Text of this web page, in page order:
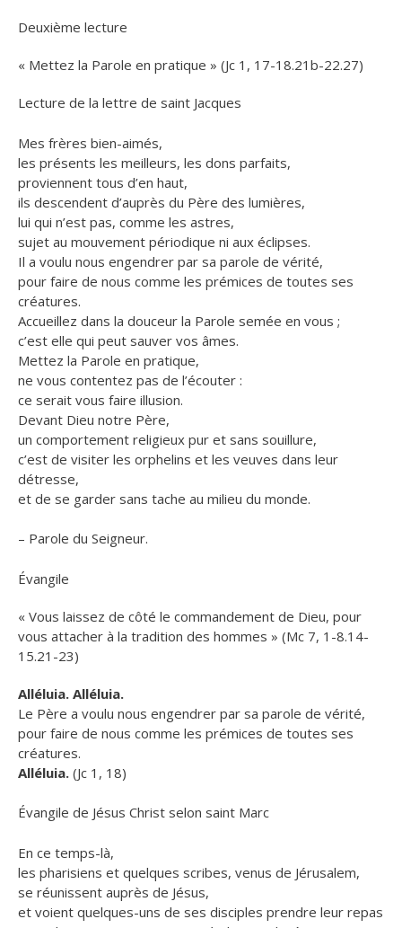
Deuxième lecture
« Mettez la Parole en pratique » (Jc 1, 17-18.21b-22.27)
Lecture de la lettre de saint Jacques
Mes frères bien-aimés,
les présents les meilleurs, les dons parfaits,
proviennent tous d’en haut,
ils descendent d’auprès du Père des lumières,
lui qui n’est pas, comme les astres,
sujet au mouvement périodique ni aux éclipses.
Il a voulu nous engendrer par sa parole de vérité,
pour faire de nous comme les prémices de toutes ses
créatures.
Accueillez dans la douceur la Parole semée en vous ;
c’est elle qui peut sauver vos âmes.
Mettez la Parole en pratique,
ne vous contentez pas de l’écouter :
ce serait vous faire illusion.
Devant Dieu notre Père,
un comportement religieux pur et sans souillure,
c’est de visiter les orphelins et les veuves dans leur
détresse,
et de se garder sans tache au milieu du monde.
– Parole du Seigneur.
Évangile
« Vous laissez de côté le commandement de Dieu, pour
vous attacher à la tradition des hommes » (Mc 7, 1-8.14-
15.21-23)
Alléluia. Alléluia.
Le Père a voulu nous engendrer par sa parole de vérité,
pour faire de nous comme les prémices de toutes ses
créatures.
Alléluia. (Jc 1, 18)
Évangile de Jésus Christ selon saint Marc
En ce temps-là,
les pharisiens et quelques scribes, venus de Jérusalem,
se réunissent auprès de Jésus,
et voient quelques-uns de ses disciples prendre leur repas